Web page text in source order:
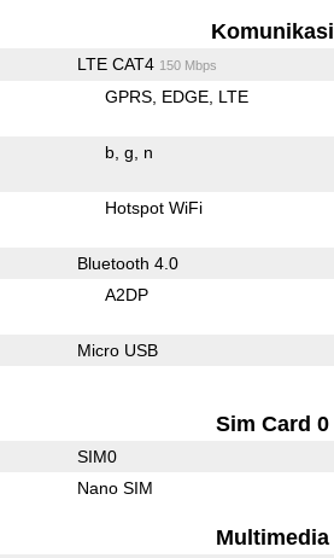
Komunikasi
LTE CAT4 150 Mbps
GPRS EDGE LTE
b g n
Hotspot WiFi
Bluetooth 4.0
A2DP
Micro USB
Sim Card 0
SIM0
Nano SIM
Multimedia